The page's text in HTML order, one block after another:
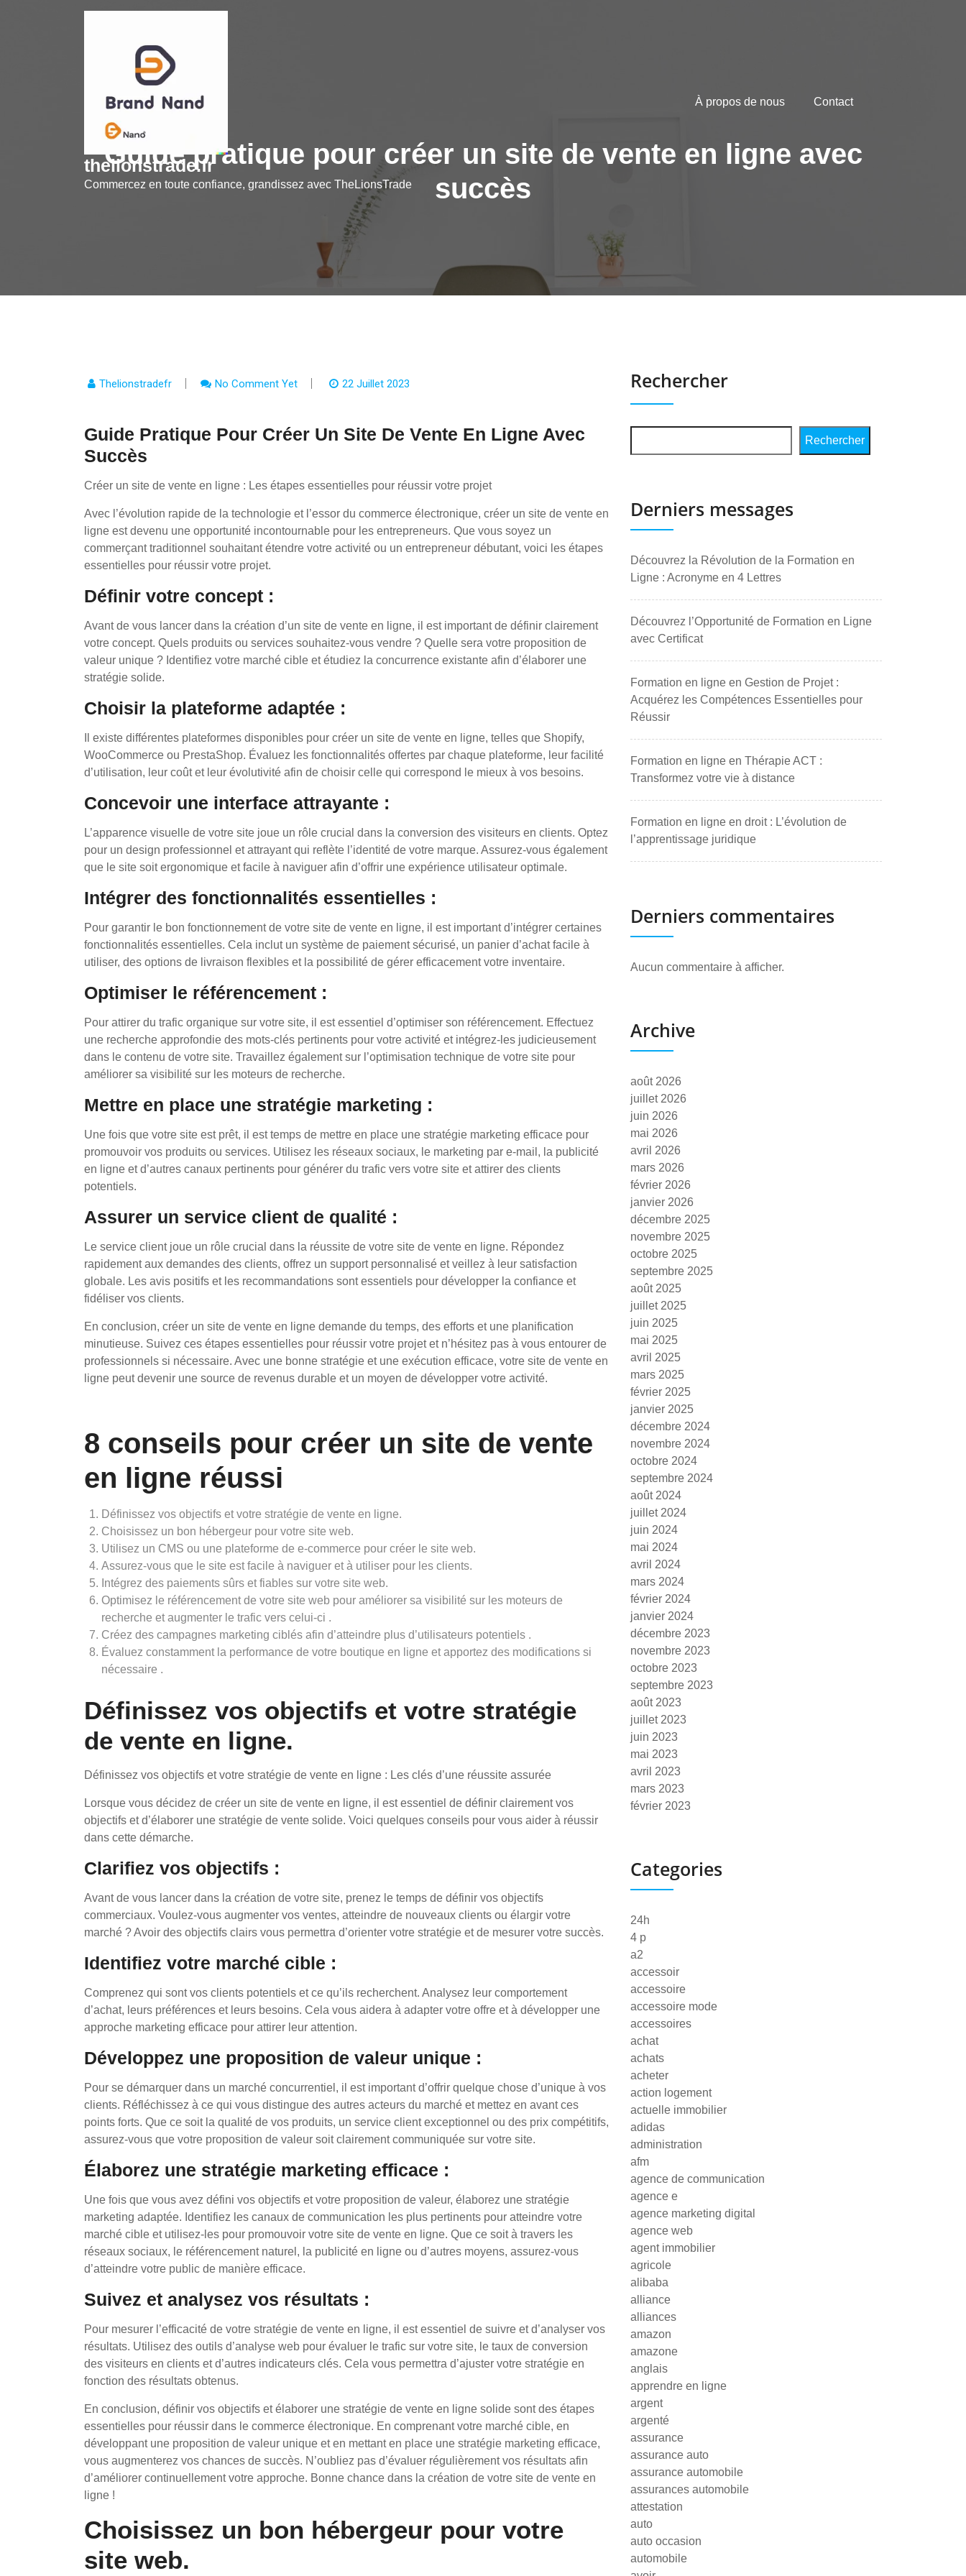
thelionstrade.fr
Commercez en toute confiance, grandissez avec TheLionsTrade
À propos de nous Contact
Guide pratique pour créer un site de vente en ligne avec
succès
Thelionstradefr No Comment Yet 22 Juillet 2023
Guide Pratique Pour Créer Un Site De Vente En Ligne Avec
Succès
Créer un site de vente en ligne : Les étapes essentielles pour réussir votre projet
Avec l’évolution rapide de la technologie et l’essor du commerce électronique, créer un site de vente en
ligne est devenu une opportunité incontournable pour les entrepreneurs. Que vous soyez un
commerçant traditionnel souhaitant étendre votre activité ou un entrepreneur débutant, voici les étapes
essentielles pour réussir votre projet.
Définir votre concept :
Avant de vous lancer dans la création d’un site de vente en ligne, il est important de définir clairement
votre concept. Quels produits ou services souhaitez-vous vendre ? Quelle sera votre proposition de
valeur unique ? Identifiez votre marché cible et étudiez la concurrence existante afin d’élaborer une
stratégie solide.
Choisir la plateforme adaptée :
Il existe différentes plateformes disponibles pour créer un site de vente en ligne, telles que Shopify,
WooCommerce ou PrestaShop. Évaluez les fonctionnalités offertes par chaque plateforme, leur facilité
d’utilisation, leur coût et leur évolutivité afin de choisir celle qui correspond le mieux à vos besoins.
Concevoir une interface attrayante :
L’apparence visuelle de votre site joue un rôle crucial dans la conversion des visiteurs en clients. Optez
pour un design professionnel et attrayant qui reflète l’identité de votre marque. Assurez-vous également
que le site soit ergonomique et facile à naviguer afin d’offrir une expérience utilisateur optimale.
Intégrer des fonctionnalités essentielles :
Pour garantir le bon fonctionnement de votre site de vente en ligne, il est important d’intégrer certaines
fonctionnalités essentielles. Cela inclut un système de paiement sécurisé, un panier d’achat facile à
utiliser, des options de livraison flexibles et la possibilité de gérer efficacement votre inventaire.
Optimiser le référencement :
Pour attirer du trafic organique sur votre site, il est essentiel d’optimiser son référencement. Effectuez
une recherche approfondie des mots-clés pertinents pour votre activité et intégrez-les judicieusement
dans le contenu de votre site. Travaillez également sur l’optimisation technique de votre site pour
améliorer sa visibilité sur les moteurs de recherche.
Mettre en place une stratégie marketing :
Une fois que votre site est prêt, il est temps de mettre en place une stratégie marketing efficace pour
promouvoir vos produits ou services. Utilisez les réseaux sociaux, le marketing par e-mail, la publicité
en ligne et d’autres canaux pertinents pour générer du trafic vers votre site et attirer des clients
potentiels.
Assurer un service client de qualité :
Le service client joue un rôle crucial dans la réussite de votre site de vente en ligne. Répondez
rapidement aux demandes des clients, offrez un support personnalisé et veillez à leur satisfaction
globale. Les avis positifs et les recommandations sont essentiels pour développer la confiance et
fidéliser vos clients.
En conclusion, créer un site de vente en ligne demande du temps, des efforts et une planification
minutieuse. Suivez ces étapes essentielles pour réussir votre projet et n’hésitez pas à vous entourer de
professionnels si nécessaire. Avec une bonne stratégie et une exécution efficace, votre site de vente en
ligne peut devenir une source de revenus durable et un moyen de développer votre activité.
8 conseils pour créer un site de vente
en ligne réussi
Définissez vos objectifs et votre stratégie de vente en ligne.
Choisissez un bon hébergeur pour votre site web.
Utilisez un CMS ou une plateforme de e-commerce pour créer le site web.
Assurez-vous que le site est facile à naviguer et à utiliser pour les clients.
Intégrez des paiements sûrs et fiables sur votre site web.
Optimisez le référencement de votre site web pour améliorer sa visibilité sur les moteurs de
recherche et augmenter le trafic vers celui-ci .
Créez des campagnes marketing ciblés afin d’atteindre plus d’utilisateurs potentiels .
Évaluez constamment la performance de votre boutique en ligne et apportez des modifications si
nécessaire .
Définissez vos objectifs et votre stratégie
de vente en ligne.
Définissez vos objectifs et votre stratégie de vente en ligne : Les clés d’une réussite assurée
Lorsque vous décidez de créer un site de vente en ligne, il est essentiel de définir clairement vos
objectifs et d’élaborer une stratégie de vente solide. Voici quelques conseils pour vous aider à réussir
dans cette démarche.
Clarifiez vos objectifs :
Avant de vous lancer dans la création de votre site, prenez le temps de définir vos objectifs
commerciaux. Voulez-vous augmenter vos ventes, atteindre de nouveaux clients ou élargir votre
marché ? Avoir des objectifs clairs vous permettra d’orienter votre stratégie et de mesurer votre succès.
Identifiez votre marché cible :
Comprenez qui sont vos clients potentiels et ce qu’ils recherchent. Analysez leur comportement
d’achat, leurs préférences et leurs besoins. Cela vous aidera à adapter votre offre et à développer une
approche marketing efficace pour attirer leur attention.
Développez une proposition de valeur unique :
Pour se démarquer dans un marché concurrentiel, il est important d’offrir quelque chose d’unique à vos
clients. Réfléchissez à ce qui vous distingue des autres acteurs du marché et mettez en avant ces
points forts. Que ce soit la qualité de vos produits, un service client exceptionnel ou des prix compétitifs,
assurez-vous que votre proposition de valeur soit clairement communiquée sur votre site.
Élaborez une stratégie marketing efficace :
Une fois que vous avez défini vos objectifs et votre proposition de valeur, élaborez une stratégie
marketing adaptée. Identifiez les canaux de communication les plus pertinents pour atteindre votre
marché cible et utilisez-les pour promouvoir votre site de vente en ligne. Que ce soit à travers les
réseaux sociaux, le référencement naturel, la publicité en ligne ou d’autres moyens, assurez-vous
d’atteindre votre public de manière efficace.
Suivez et analysez vos résultats :
Pour mesurer l’efficacité de votre stratégie de vente en ligne, il est essentiel de suivre et d’analyser vos
résultats. Utilisez des outils d’analyse web pour évaluer le trafic sur votre site, le taux de conversion
des visiteurs en clients et d’autres indicateurs clés. Cela vous permettra d’ajuster votre stratégie en
fonction des résultats obtenus.
En conclusion, définir vos objectifs et élaborer une stratégie de vente en ligne solide sont des étapes
essentielles pour réussir dans le commerce électronique. En comprenant votre marché cible, en
développant une proposition de valeur unique et en mettant en place une stratégie marketing efficace,
vous augmenterez vos chances de succès. N’oubliez pas d’évaluer régulièrement vos résultats afin
d’améliorer continuellement votre approche. Bonne chance dans la création de votre site de vente en
ligne !
Choisissez un bon hébergeur pour votre
site web.
Rechercher
Rechercher
Derniers messages
Découvrez la Révolution de la Formation en
Ligne : Acronyme en 4 Lettres
Découvrez l’Opportunité de Formation en Ligne
avec Certificat
Formation en ligne en Gestion de Projet :
Acquérez les Compétences Essentielles pour
Réussir
Formation en ligne en Thérapie ACT :
Transformez votre vie à distance
Formation en ligne en droit : L’évolution de
l’apprentissage juridique
Derniers commentaires
Aucun commentaire à afficher.
Archive
août 2026
juillet 2026
juin 2026
mai 2026
avril 2026
mars 2026
février 2026
janvier 2026
décembre 2025
novembre 2025
octobre 2025
septembre 2025
août 2025
juillet 2025
juin 2025
mai 2025
avril 2025
mars 2025
février 2025
janvier 2025
décembre 2024
novembre 2024
octobre 2024
septembre 2024
août 2024
juillet 2024
juin 2024
mai 2024
avril 2024
mars 2024
février 2024
janvier 2024
décembre 2023
novembre 2023
octobre 2023
septembre 2023
août 2023
juillet 2023
juin 2023
mai 2023
avril 2023
mars 2023
février 2023
Categories
24h
4 p
a2
accessoir
accessoire
accessoire mode
accessoires
achat
achats
acheter
action logement
actuelle immobilier
adidas
administration
afm
agence de communication
agence e
agence marketing digital
agence web
agent immobilier
agricole
alibaba
alliance
alliances
amazon
amazone
anglais
apprendre en ligne
argent
argenté
assurance
assurance auto
assurance automobile
assurances automobile
attestation
auto
auto occasion
automobile